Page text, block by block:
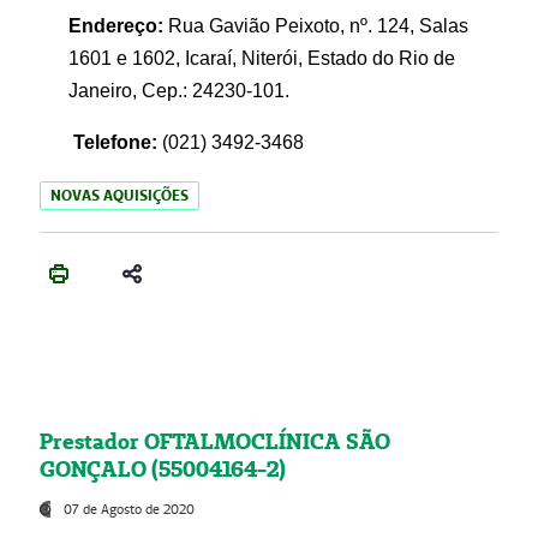
Endereço: Rua Gavião Peixoto, nº. 124, Salas
1601 e 1602, Icaraí, Niterói, Estado do Rio de
Janeiro, Cep.: 24230-101.
Telefone: (021) 3492-3468
NOVAS AQUISIÇÕES
Prestador OFTALMOCLÍNICA SÃO
GONÇALO (55004164-2)
07 de Agosto de 2020